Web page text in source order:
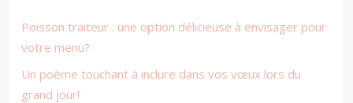
Poisson traiteur : une option délicieuse à envisager pour
votre menu?
Un poème touchant à inclure dans vos vœux lors du
grand jour!